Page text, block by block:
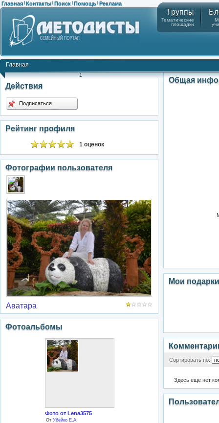
Главная | Контакты | Поиск | Помощь | Реклама
Группы
Тематические
площадки
Главная
1
Действия
Подписаться
Рейтинг профиля
1 оценок
Фотографии пользователя
Аватара
Фотоальбомы
Фото от Lena3575
От Убейко Е.А.
Общая
Мои подарки
Сортировать по:
Здесь еще нет